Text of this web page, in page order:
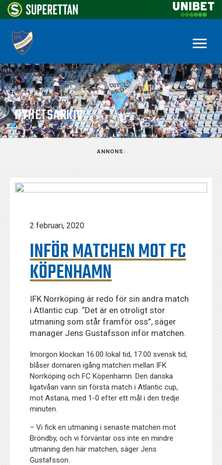
NYHETSARKIV
ANNONS:
2 februari, 2020
INFÖR MATCHEN MOT FC
KÖPENHAMN
IFK Norrköping är redo för sin andra match
i Atlantic cup. “Det är en otroligt stor
utmaning som står framför oss”, säger
manager Jens Gustafsson inför matchen.
Imorgon klockan 16.00 lokal tid, 17.00 svensk tid,
blåser domaren igång matchen mellan IFK
Norrköping och FC Köpenhamn. Den danska
ligatvåan vann sin första match i Atlantic cup,
mot Astana, med 1-0 efter ett mål i den tredje
minuten.
– Vi fick en utmaning i senaste matchen mot
Bröndby, och vi förväntar oss inte en mindre
utmaning den här matchen, säger Jens
Gustafsson.